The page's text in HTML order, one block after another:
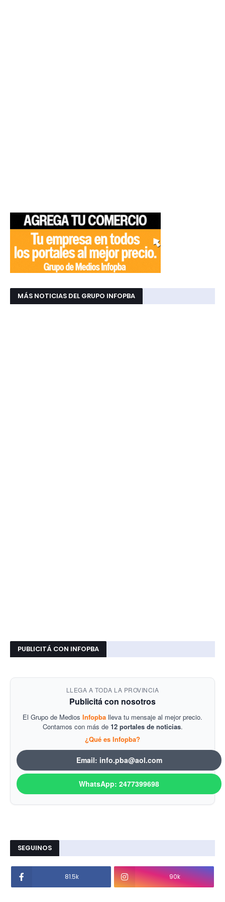
MÁS NOTICIAS DEL GRUPO INFOPBA
PUBLICITÁ CON INFOPBA
LLEGA A TODA LA PROVINCIA
Publicitá con nosotros
El Grupo de Medios Infopba lleva tu mensaje al mejor precio.
Contamos con más de 12 portales de noticias.
¿Qué es Infopba?
Email: info.pba@aol.com
WhatsApp: 2477399698
SEGUINOS
81.5k 90k